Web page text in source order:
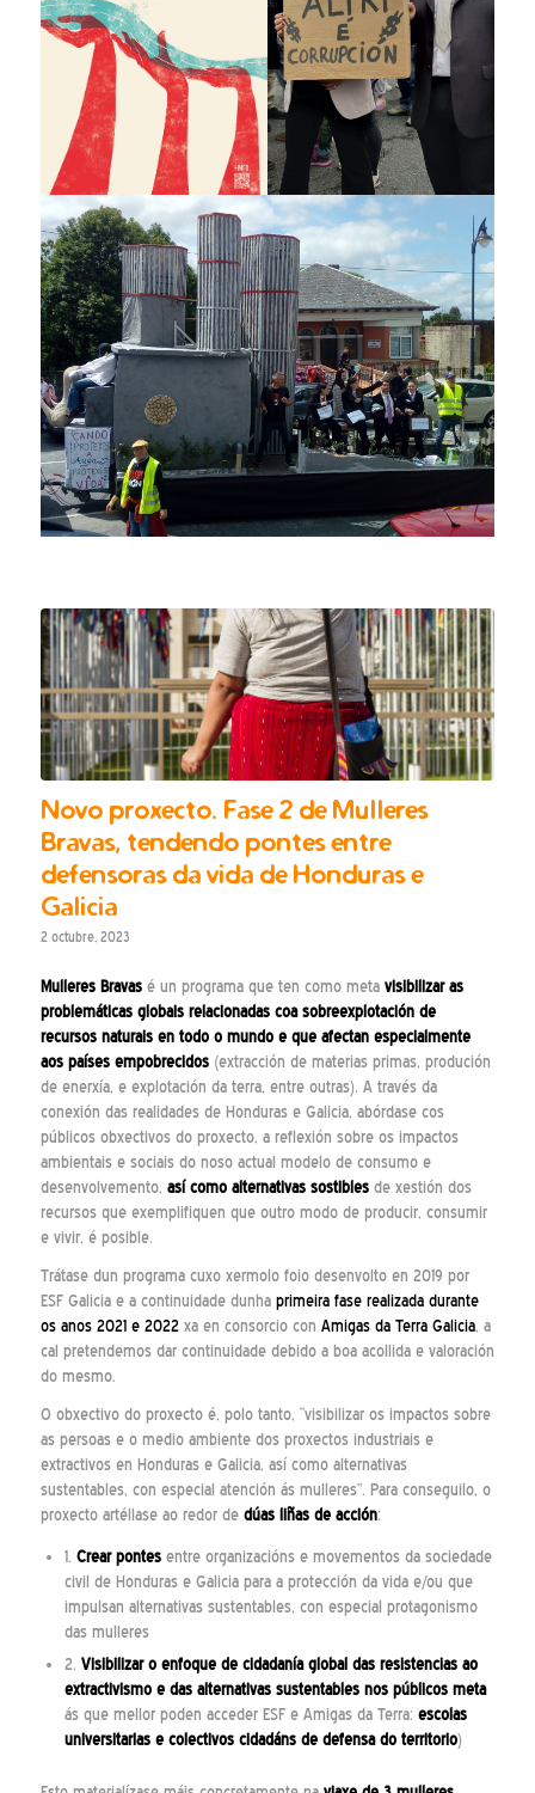
Novo proxecto. Fase 2 de Mulleres
Bravas, tendendo pontes entre
defensoras da vida de Honduras e
Galicia
2 octubre, 2023
Mulleres Bravasé un programa que ten como meta visibilizar as
problemáticas globais relacionadas coa sobreexplotación de
recursos naturais en todo o mundo e que afectan especialmente
aos países empobrecidos(extracción de materias primas, produción
de enerxía, e explotación da terra, entre outras). A través da
conexión das realidades de Honduras e Galicia, abórdase cos
públicos obxectivos do proxecto, a reflexión sobre os impactos
ambientais e sociais do noso actual modelo de consumo e
desenvolvemento, así como alternativas sostiblesde xestión dos
recursos que exemplifiquen que outro modo de producir, consumir
e vivir, é posible.
Trátase dun programa cuxo xermolo foio desenvolto en 2019 por
ESF Galicia e a continuidade dunha primeira fase realizada durante
os anos 2021 e 2022xa en consorcio con Amigas da Terra Galicia, a
cal pretendemos dar continuidade debido a boa acollida e valoración
do mesmo.
O obxectivo do proxecto é, polo tanto, “visibilizar os impactos sobre
as persoas e o medio ambiente dos proxectos industriais e
extractivos en Honduras e Galicia, así como alternativas
sustentables, con especial atención ás mulleres”. Para conseguilo, o
proxecto artéllase ao redor de dúas liñas de acción:
1. Crear pontesentre organizacións e movementos da sociedade
civil de Honduras e Galicia para a protección da vida e/ou que
impulsan alternativas sustentables, con especial protagonismo
das mulleres
2. Visibilizar o enfoque de cidadanía global das resistencias ao
extractivismo e das alternativas sustentables nos públicos meta
ás que mellor poden acceder ESF e Amigas da Terra: escolas
universitarias e colectivos cidadáns de defensa do territorio)